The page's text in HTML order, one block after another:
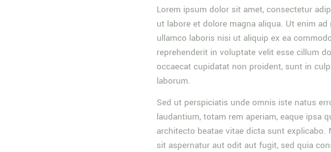
Lorem ipsum dolor sit amet, consectetur
ut labore et dolore magna aliqua. Ut enim
ullamco laboris nisi ut aliquip ex ea
reprehenderit in voluptate velit esse cillum
occaecat cupidatat non proident, sunt in
laborum.
Sed ut perspiciatis unde omnis iste natus
laudantium, totam rem aperiam, eaque ipsa
architecto beatae vitae dicta sunt
sit aspernatur aut odit aut fugit, sed quia